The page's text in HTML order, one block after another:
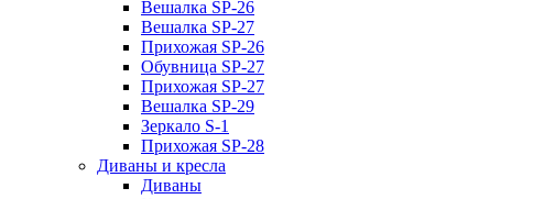
Вешалка SP-26
Вешалка SP-27
Прихожая SP-26
Обувница SP-27
Прихожая SP-27
Вешалка SP-29
Зеркало S-1
Прихожая SP-28
Диваны и кресла
Диваны